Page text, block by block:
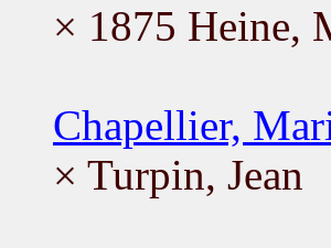
× 1875 Heine,
Chapellier,
× Turpin, Jean